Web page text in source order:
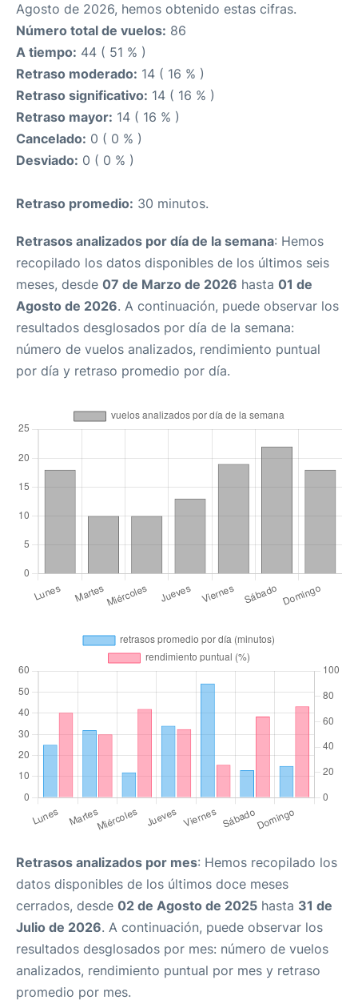
Agosto de 2026, hemos obtenido estas cifras.
Número total de vuelos: 86
A tiempo: 44 ( 51 % )
Retraso moderado: 14 ( 16 % )
Retraso significativo: 14 ( 16 % )
Retraso mayor: 14 ( 16 % )
Cancelado: 0 ( 0 % )
Desviado: 0 ( 0 % )
Retraso promedio: 30 minutos.
Retrasos analizados por día de la semana: Hemos
recopilado los datos disponibles de los últimos seis
meses, desde 07 de Marzo de 2026 hasta 01 de
Agosto de 2026. A continuación, puede observar los
resultados desglosados por día de la semana:
número de vuelos analizados, rendimiento puntual
por día y retraso promedio por día.
Retrasos analizados por mes: Hemos recopilado los
datos disponibles de los últimos doce meses
cerrados, desde 02 de Agosto de 2025 hasta 31 de
Julio de 2026. A continuación, puede observar los
resultados desglosados por mes: número de vuelos
analizados, rendimiento puntual por mes y retraso
promedio por mes.